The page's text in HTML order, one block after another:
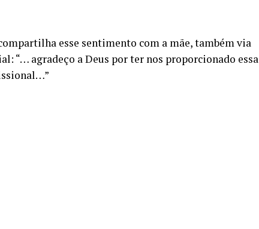
esse sentimento com a mãe, também via
“… agradeço a Deus por ter nos proporcionado essa